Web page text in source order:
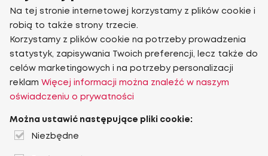
Na tej stronie internetowej korzystamy z plików cookie i
robią to także strony trzecie.
Korzystamy z plików cookie na potrzeby prowadzenia
statystyk, zapisywania Twoich preferencji, lecz także do
celów marketingowych i na potrzeby personalizacji
reklam Więcej informacji można znaleźć w naszym
oświadczeniu o prywatności
Można ustawić następujące pliki cookie:
Niezbędne